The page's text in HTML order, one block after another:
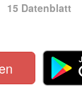
15 Datenblatt